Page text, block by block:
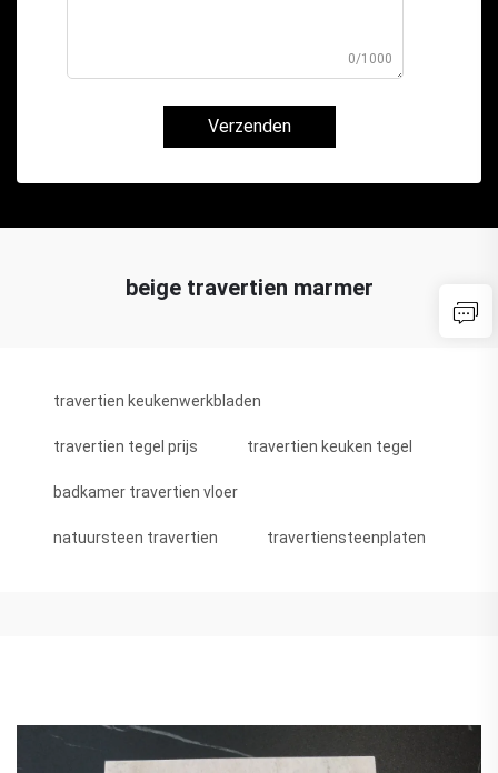
0/1000
Verzenden
beige travertien marmer
travertien keukenwerkbladen
travertien tegel prijs travertien keuken tegel
badkamer travertien vloer
natuursteen travertien travertiensteenplaten